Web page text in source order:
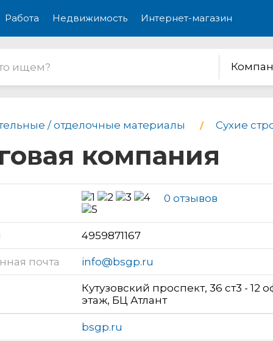
Работа Недвижимость Интернет-магазин
/ отделочные материалы Сухие
компания
0 отзывов
4959871167
почта info@bsgp.ru
Кутузовский проспект, 36 ст3 - 12
этаж, БЦ Атлант
bsgp.ru